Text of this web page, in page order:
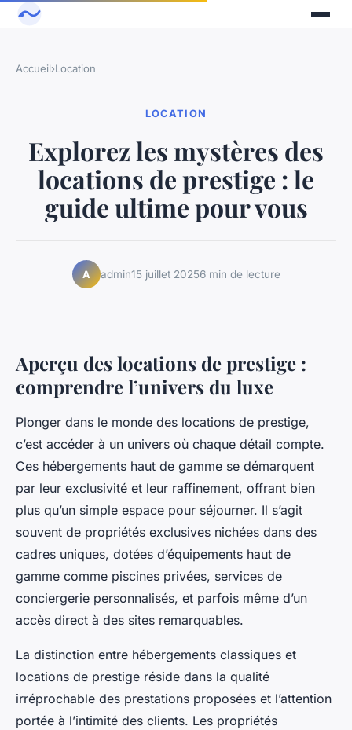
Accueil›Location
LOCATION
Explorez les mystères des
locations de prestige : le
guide ultime pour vous
A admin15 juillet 20256 min de lecture
Aperçu des locations de prestige :
comprendre l’univers du luxe
Plonger dans le monde des locations de prestige,
c’est accéder à un univers où chaque détail compte.
Ces hébergements haut de gamme se démarquent
par leur exclusivité et leur raffinement, offrant bien
plus qu’un simple espace pour séjourner. Il s’agit
souvent de propriétés exclusives nichées dans des
cadres uniques, dotées d’équipements haut de
gamme comme piscines privées, services de
conciergerie personnalisés, et parfois même d’un
accès direct à des sites remarquables.
La distinction entre hébergements classiques et
locations de prestige réside dans la qualité
irréprochable des prestations proposées et l’attention
portée à l’intimité des clients. Les propriétés